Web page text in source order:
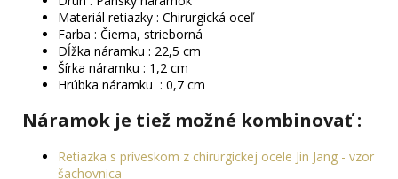
Materiál retiazky : Chirurgická oceľ
Farba : Čierna, strieborná
Dĺžka náramku : 22,5 cm
Šírka náramku : 1,2 cm
Hrúbka náramku : 0,7 cm
Náramok je tiež možné kombinovať :
Retiazka s príveskom z chirurgickej ocele Jin Jang - vzor
šachovnica